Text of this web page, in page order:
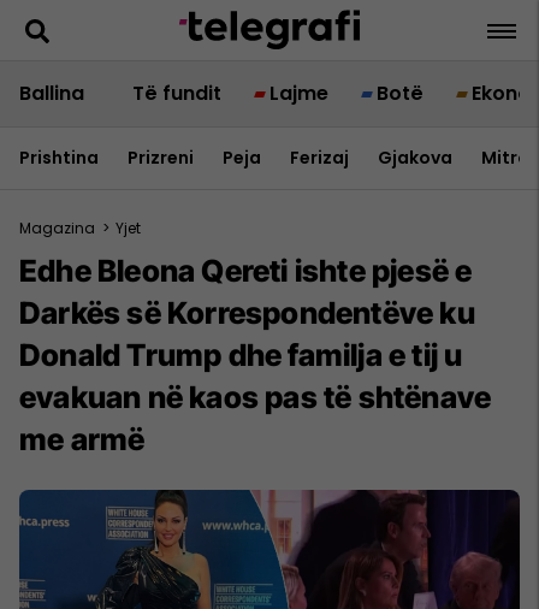
Ballina Të fundit Lajme Botë
Prishtina Prizreni Peja Ferizaj Gjakova
Magazina > Yjet
Edhe Bleona Qereti ishte pjesë e
Darkës së Korrespondentëve ku
Donald Trump dhe familja e tij u
evakuan në kaos pas të shtënave
me armë